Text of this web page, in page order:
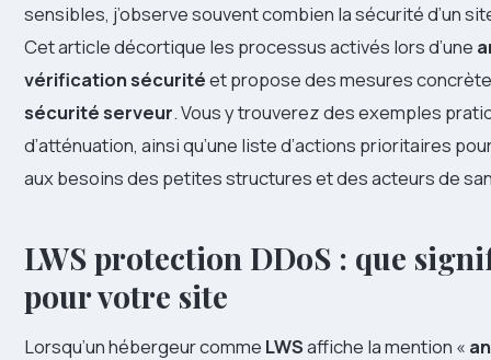
sensibles, j’observe souvent combien la sécurité d’un
Cet article décortique les processus activés lors d’une
vérification sécuritéet propose des mesures
sécurité serveur. Vous y trouverez des exemples
d’atténuation, ainsi qu’une liste d’actions prioritaires
aux besoins des petites structures et des acteurs de
LWS protection DDoS : que
pour votre site
Lorsqu’un hébergeur comme LWSaffiche la mention «